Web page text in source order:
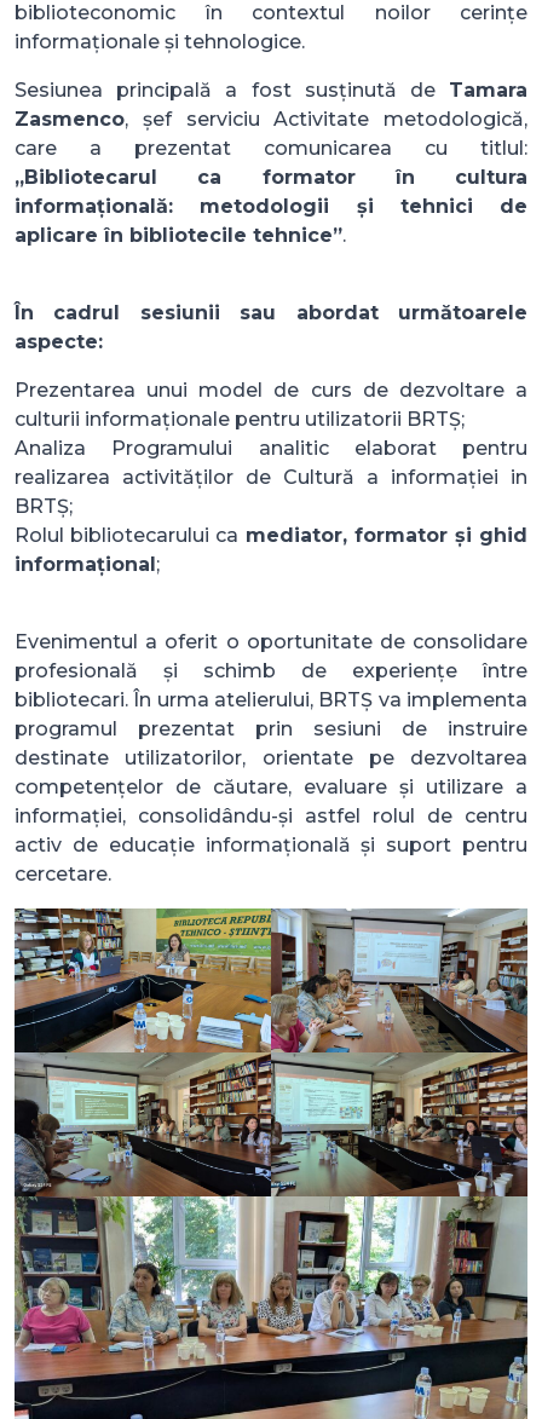
biblioteconomic în contextul noilor cerințe
informaționale și tehnologice.
Sesiunea principală a fost susținută de Tamara
Zasmenco, șef serviciu Activitate metodologică,
care a prezentat comunicarea cu titlul:
„Bibliotecarul ca formator în cultura
informațională: metodologii și tehnici de
aplicare în bibliotecile tehnice”.
În cadrul sesiunii sau abordat următoarele
aspecte:
Prezentarea unui model de curs de dezvoltare a
culturii informaționale pentru utilizatorii BRTȘ;
Analiza Programului analitic elaborat pentru
realizarea activităților de Cultură a informației in
BRTȘ;
Rolul bibliotecarului ca mediator, formator și ghid
informațional;
Evenimentul a oferit o oportunitate de consolidare
profesională și schimb de experiențe între
bibliotecari. În urma atelierului, BRTȘ va implementa
programul prezentat prin sesiuni de instruire
destinate utilizatorilor, orientate pe dezvoltarea
competențelor de căutare, evaluare și utilizare a
informației, consolidându-și astfel rolul de centru
activ de educație informațională și suport pentru
cercetare.